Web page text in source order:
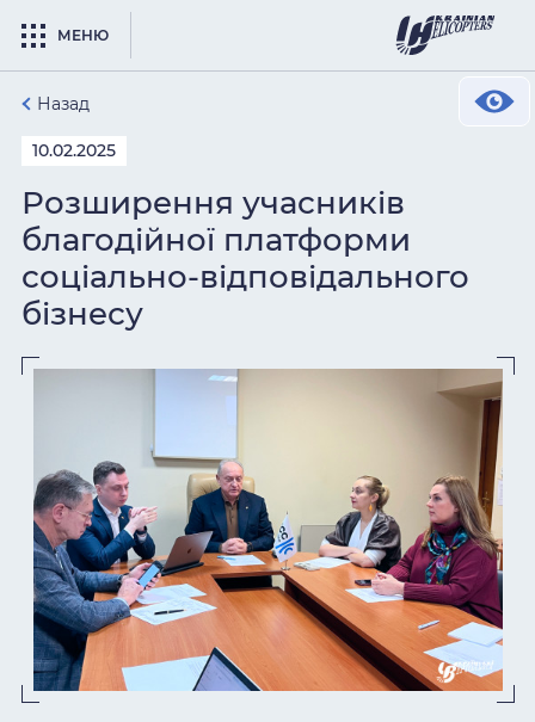
МЕНЮ
Назад
10.02.2025
Розширення учасників
благодійної платформи
соціально-відповідального
бізнесу